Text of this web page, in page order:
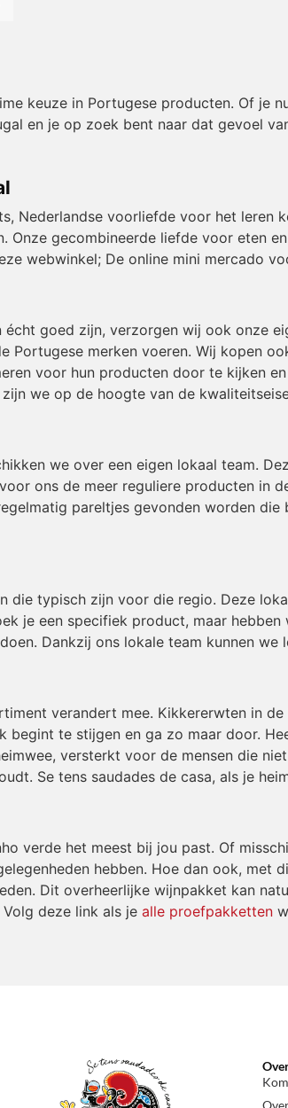
keuze in Portugese producten. Of je
en je op zoek bent naar dat gevoel
Nederlandse voorliefde voor het leren
gecombineerde liefde voor eten
webwinkel; De online mini mercado
goed zijn, verzorgen wij ook onze
Portugese merken voeren. Wij kopen
voor hun producten door te kijken
we op de hoogte van de
we over een eigen lokaal team.
ons de meer reguliere producten in
pareltjes gevonden worden
die typisch zijn voor die regio. Deze
je een specifiek product, maar
Dankzij ons lokale team kunnen we
verandert mee. Kikkererwten in
te stijgen en ga zo maar door.
versterkt voor de mensen die
Se tens saudades de casa, als je
verde het meest bij jou past. Of
hebben. Hoe dan ook, met
Dit overheerlijke wijnpakket kan
deze link als je alle proefpakketten